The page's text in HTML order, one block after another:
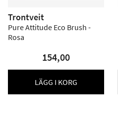
Trontveit
Pure Attitude Eco Brush -
Rosa
154,00
LÄGG I KORG